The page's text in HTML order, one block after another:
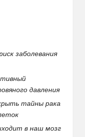
заболевания
давления
тайны рака
в наш мозг